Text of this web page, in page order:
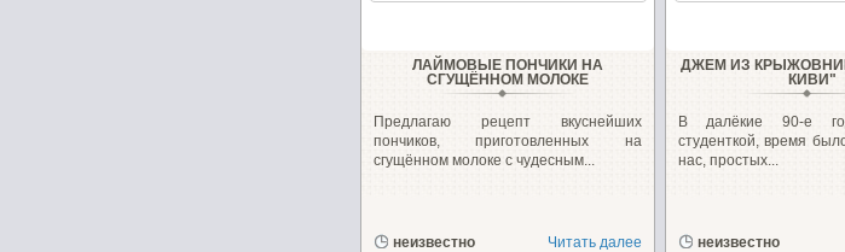
ЛАЙМОВЫЕ ПОНЧИКИ НА
СГУЩЁННОМ МОЛОКЕ
Предлагаю рецепт вкуснейших
пончиков, приготовленных на
сгущённом молоке с чудесным...
неизвестно Читать далее
ДЖЕМ ИЗ
КИВИ"
В далёкие 90-е
студенткой, время
нас, простых...
неизвестно